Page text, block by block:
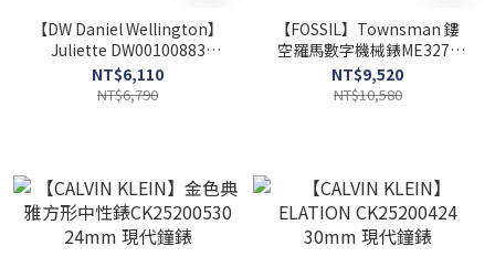
【DW Daniel Wellington】
Juliette DW00100883
23mm 現代鐘錶
NT$6,110
NT$6,790
【FOSSIL】Townsman 鏤
空羅馬數字機械錶ME3270
44mm 現代鐘錶
NT$9,520
NT$10,580